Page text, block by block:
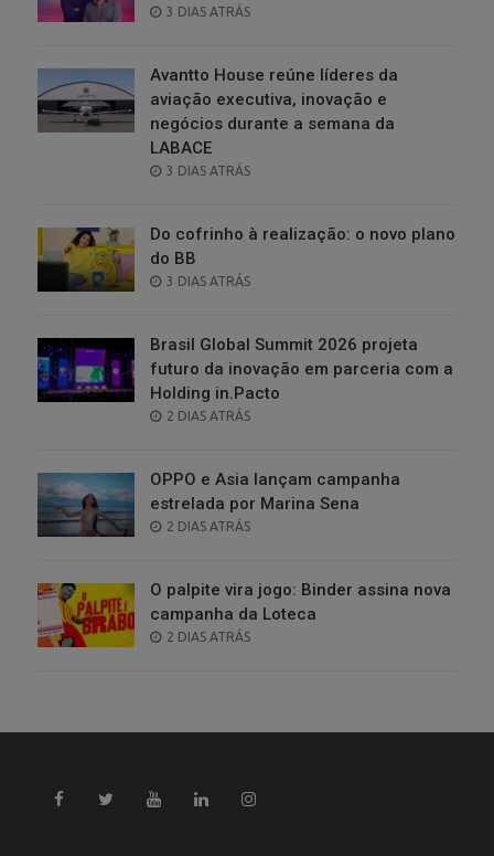
POSTED
3 DIAS ATRÁS
Avantto House reúne líderes da
aviação executiva, inovação e
negócios durante a semana da
LABACE
POSTED
3 DIAS ATRÁS
Do cofrinho à realização: o novo plano
do BB
POSTED
3 DIAS ATRÁS
Brasil Global Summit 2026 projeta
futuro da inovação em parceria com a
Holding in.Pacto
POSTED
2 DIAS ATRÁS
OPPO e Asia lançam campanha
estrelada por Marina Sena
POSTED
2 DIAS ATRÁS
O palpite vira jogo: Binder assina nova
campanha da Loteca
POSTED
2 DIAS ATRÁS